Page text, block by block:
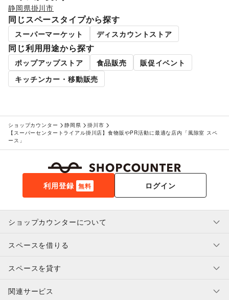
静岡県掛川市
同じスペースタイプから探す
スーパーマーケット ディスカウントストア
同じ利用用途から探す
ポップアップストア 食品販売
販促イベント
キッチンカー・移動販売
ショップカウンター 静岡県
掛川市
【スーパーセンタートライアル掛川店】食物販やPR活動に最適な店内「風除室 スペ
ース」
利用登録 無料 ログイン
ショップカウンターについて
利用規約・ガイドライン
特定商取引法に基づく表示
補償プログラム
スペースを借りる
スペースを借りたい人へ
ユーザー利用規約
スペースを貸す
スペースを貸したい方へ
関連サービス